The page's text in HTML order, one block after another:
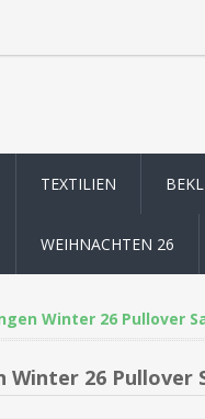
TEXTILIEN
WEIHNACHTEN 26
Winter 26 Pullover
Winter 26 Pullover